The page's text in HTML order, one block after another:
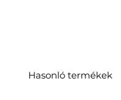
Hasonló termékek